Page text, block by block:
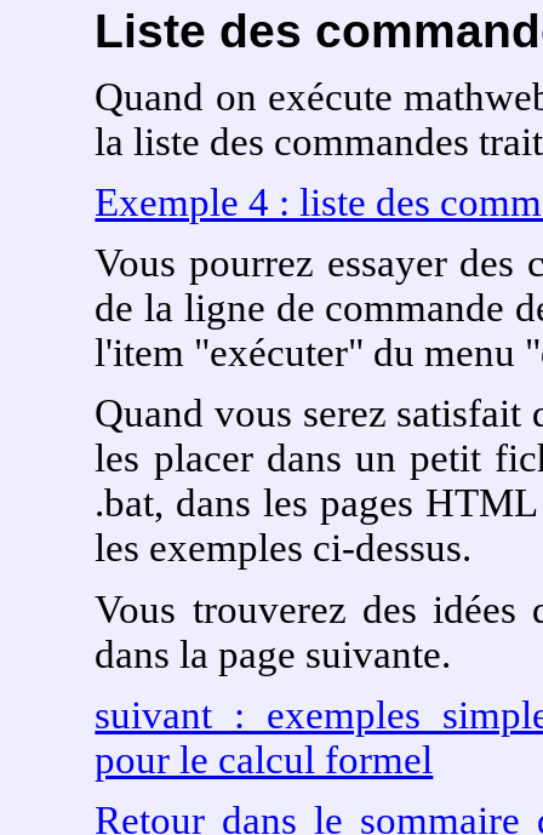
Liste des
Quand on exécute
la liste des commandes
Exemple 4 : liste des
Vous pourrez essayer des
de la ligne de commande
l'item "exécuter" du menu
Quand vous serez satisfait
les placer dans un petit
.bat, dans les pages
les exemples ci-dessus.
Vous trouverez des
dans la page suivante.
suivant : exemples
pour le calcul formel
Retour dans le